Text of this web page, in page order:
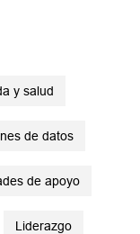
y salud
de datos
de apoyo
Liderazgo